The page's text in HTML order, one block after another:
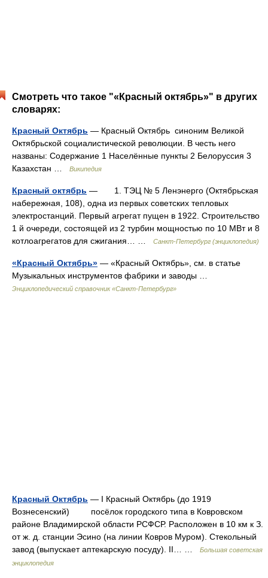
Смотреть что такое "«Красный октябрь»" в других
словарях:
Красный Октябрь — Красный Октябрь синоним Великой
Октябрьской социалистической революции. В честь него
названы: Содержание 1 Населённые пункты 2 Белоруссия 3
Казахстан …
Википедия
Красный октябрь — 1. ТЭЦ № 5 Ленэнерго (Октябрьская
набережная, 108), одна из первых советских тепловых
электростанций. Первый агрегат пущен в 1922. Строительство
1 й очереди, состоящей из 2 турбин мощностью по 10 МВт и 8
котлоагрегатов для сжигания… …
Санкт-Петербург (энциклопедия)
«Красный Октябрь» — «Красный Октябрь», см. в статье
Музыкальных инструментов фабрики и заводы …
Энциклопедический справочник «Санкт-Петербург»
Красный Октябрь — I Красный Октябрь (до 1919
Вознесенский) посёлок городского типа в Ковровском
районе Владимирской области РСФСР. Расположен в 10 км к З.
от ж. д. станции Эсино (на линии Ковров Муром). Стекольный
завод (выпускает аптекарскую посуду). II… …
Большая советская
энциклопедия